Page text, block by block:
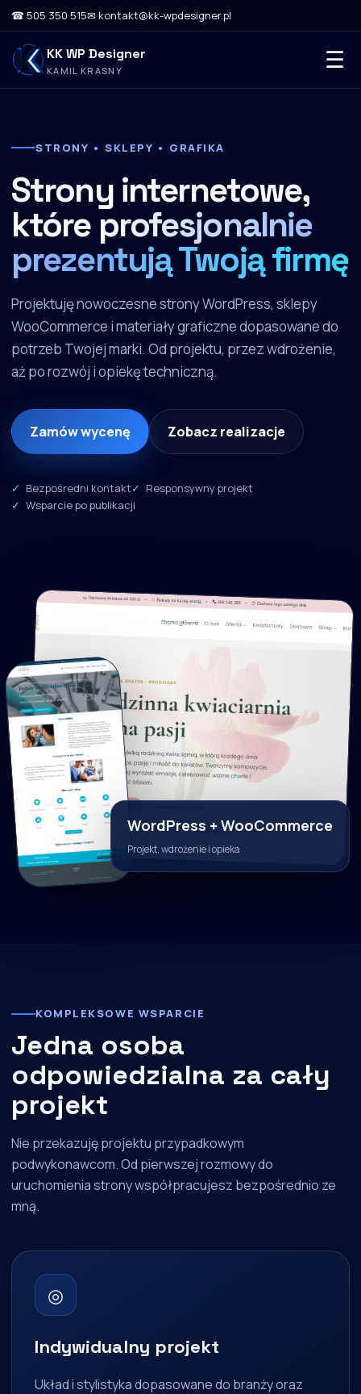
☎ 505 350 515✉ kontakt@kk-wpdesigner.pl
KK WP Designer
KAMIL KRASNY ☰
STRONY • SKLEPY • GRAFIKA
Strony internetowe,
które profesjonalnie
prezentują Twoją firmę
Projektuję nowoczesne strony WordPress, sklepy
WooCommerce i materiały graficzne dopasowane do
potrzeb Twojej marki. Od projektu, przez wdrożenie,
aż po rozwój i opiekę techniczną.
Zamów wycenę Zobacz realizacje
Bezpośredni kontakt
Responsywny projekt
Wsparcie po publikacji
WordPress + WooCommerce
Projekt, wdrożenie i opieka
KOMPLEKSOWE WSPARCIE
Jedna osoba
odpowiedzialna za cały
projekt
Nie przekazuję projektu przypadkowym
podwykonawcom. Od pierwszej rozmowy do
uruchomienia strony współpracujesz bezpośrednio ze
mną.
◎
Indywidualny projekt
Układ i stylistyka dopasowane do branży oraz